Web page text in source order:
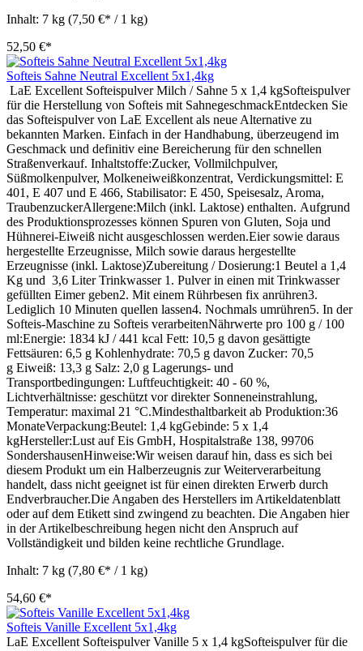
Inhalt: 7 kg (7,50 €* / 1 kg)
52,50 €*
Softeis Sahne Neutral Excellent 5x1,4kg
LaE Excellent Softeispulver Milch / Sahne 5 x 1,4 kgSofteispulver
für die Herstellung von Softeis mit SahnegeschmackEntdecken Sie
das Softeispulver von LaE Excellent als neue Alternative zu
bekannten Marken. Einfach in der Handhabung, überzeugend im
Geschmack und definitiv eine Bereicherung für den schnellen
Straßenverkauf. Inhaltstoffe:Zucker, Vollmilchpulver,
Süßmolkenpulver, Molkeneiweißkonzentrat, Verdickungsmittel: E
401, E 407 und E 466, Stabilisator: E 450, Speisesalz, Aroma,
TraubenzuckerAllergene:Milch (inkl. Laktose) enthalten. Aufgrund
des Produktionsprozesses können Spuren von Gluten, Soja und
Hühnerei-Eiweiß nicht ausgeschlossen werden.Eier sowie daraus
hergestellte Erzeugnisse, Milch sowie daraus hergestellte
Erzeugnisse (inkl. Laktose)Zubereitung / Dosierung:1 Beutel a 1,4
Kg und 3,6 Liter Trinkwasser 1. Pulver in einen mit Trinkwasser
gefüllten Eimer geben2. Mit einem Rührbesen fix anrühren3.
Lediglich 10 Minuten quellen lassen4. Nochmals umrühren5. In der
Softeis-Maschine zu Softeis verarbeitenNährwerte pro 100 g / 100
ml:Energie: 1834 kJ / 441 kcal Fett: 10,5 g davon gesättigte
Fettsäuren: 6,5 g Kohlenhydrate: 70,5 g davon Zucker: 70,5
g Eiweiß: 13,3 g Salz: 2,0 g Lagerungs- und
Transportbedingungen: Luftfeuchtigkeit: 40 - 60 %,
Lichtverhältnisse: geschützt vor direkter Sonneneinstrahlung,
Temperatur: maximal 21 °C.Mindesthaltbarkeit ab Produktion:36
MonateVerpackung:Beutel: 1,4 kgGebinde: 5 x 1,4
kgHersteller:Lust auf Eis GmbH, Hospitalstraße 138, 99706
SondershausenHinweise:Wir weisen darauf hin, dass es sich bei
diesem Produkt um ein Halberzeugnis zur Weiterverarbeitung
handelt, dass nicht geeignet ist für einen direkten Erwerb durch
Endverbraucher.Die Angaben des Herstellers im Artikeldatenblatt
oder auf dem Etikett sind zwingend zu beachten. Die Angaben hier
in der Artikelbeschreibung hegen nicht den Anspruch auf
Vollständigkeit und bilden keine rechtliche Grundlage.
Inhalt: 7 kg (7,80 €* / 1 kg)
54,60 €*
Softeis Vanille Excellent 5x1,4kg
LaE Excellent Softeispulver Vanille 5 x 1,4 kgSofteispulver für die